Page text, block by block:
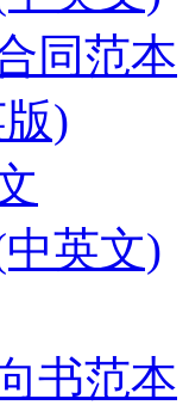
同范本
)
英文)
书范本